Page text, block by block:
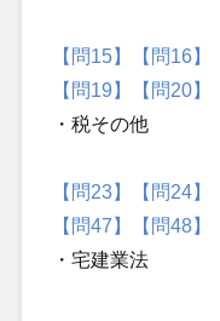
【問15】 【問16】
【問19】
【問20】
・税その他
【問23】 【問24】
【問47】
【問48】
・宅建業法